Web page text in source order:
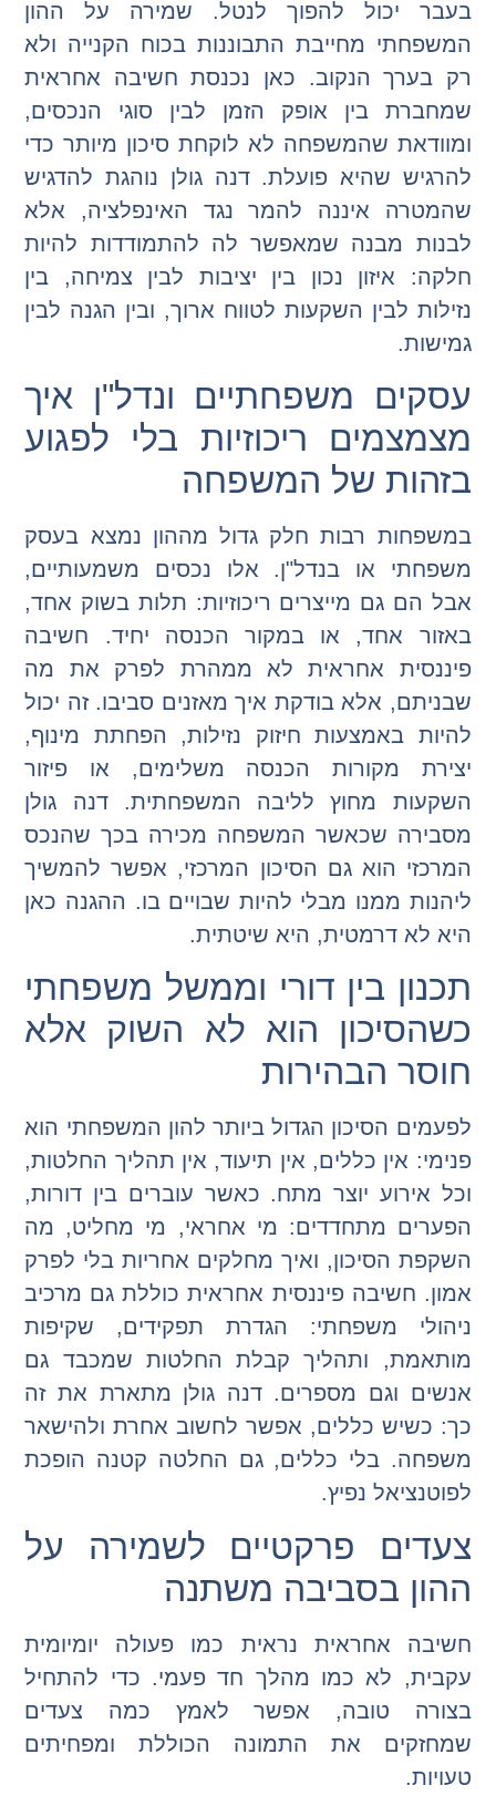
בעבר יכול להפוך לנטל. שמירה על ההון
המשפחתי מחייבת התבוננות בכוח הקנייה ולא
רק בערך הנקוב. כאן נכנסת חשיבה אחראית
שמחברת בין אופק הזמן לבין סוגי הנכסים,
ומוודאת שהמשפחה לא לוקחת סיכון מיותר כדי
להרגיש שהיא פועלת. דנה גולן נוהגת להדגיש
שהמטרה איננה להמר נגד האינפלציה, אלא
לבנות מבנה שמאפשר לה להתמודדות להיות
חלקה: איזון נכון בין יציבות לבין צמיחה, בין
נזילות לבין השקעות לטווח ארוך, ובין הגנה לבין
גמישות.
עסקים משפחתיים ונדל"ן איך
מצמצמים ריכוזיות בלי לפגוע
בזהות של המשפחה
במשפחות רבות חלק גדול מההון נמצא בעסק
משפחתי או בנדל"ן. אלו נכסים משמעותיים,
אבל הם גם מייצרים ריכוזיות: תלות בשוק אחד,
באזור אחד, או במקור הכנסה יחיד. חשיבה
פיננסית אחראית לא ממהרת לפרק את מה
שבניתם, אלא בודקת איך מאזנים סביבו. זה יכול
להיות באמצעות חיזוק נזילות, הפחתת מינוף,
יצירת מקורות הכנסה משלימים, או פיזור
השקעות מחוץ לליבה המשפחתית. דנה גולן
מסבירה שכאשר המשפחה מכירה בכך שהנכס
המרכזי הוא גם הסיכון המרכזי, אפשר להמשיך
ליהנות ממנו מבלי להיות שבויים בו. ההגנה כאן
היא לא דרמטית, היא שיטתית.
תכנון בין דורי וממשל משפחתי
כשהסיכון הוא לא השוק אלא
חוסר הבהירות
לפעמים הסיכון הגדול ביותר להון המשפחתי הוא
פנימי: אין כללים, אין תיעוד, אין תהליך החלטות,
וכל אירוע יוצר מתח. כאשר עוברים בין דורות,
הפערים מתחדדים: מי אחראי, מי מחליט, מה
השקפת הסיכון, ואיך מחלקים אחריות בלי לפרק
אמון. חשיבה פיננסית אחראית כוללת גם מרכיב
ניהולי משפחתי: הגדרת תפקידים, שקיפות
מותאמת, ותהליך קבלת החלטות שמכבד גם
אנשים וגם מספרים. דנה גולן מתארת את זה
כך: כשיש כללים, אפשר לחשוב אחרת ולהישאר
משפחה. בלי כללים, גם החלטה קטנה הופכת
לפוטנציאל נפיץ.
צעדים פרקטיים לשמירה על
ההון בסביבה משתנה
חשיבה אחראית נראית כמו פעולה יומיומית
עקבית, לא כמו מהלך חד פעמי. כדי להתחיל
בצורה טובה, אפשר לאמץ כמה צעדים
שמחזקים את התמונה הכוללת ומפחיתים
טעויות.